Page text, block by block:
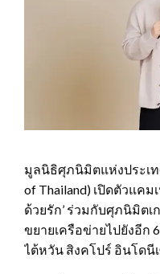
มูลนิธิศุภนิมิตแห่งประเท
of Thailand) เปิดตัวแคม
ด้วยรัก’ ร่วมกับศุภนิมิตเ
ขยายเครือข่ายไปยังอีก
ไต้หวัน สิงคโปร์ อินโด